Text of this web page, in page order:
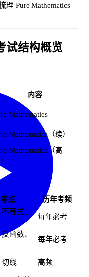
理 Pure Mathematics
试结构概览
内容
Mathematics
Mathematics（续）
Mathematics（高
点 历年考频
等式、
每年必考
函数、
每年必考
切线 高频